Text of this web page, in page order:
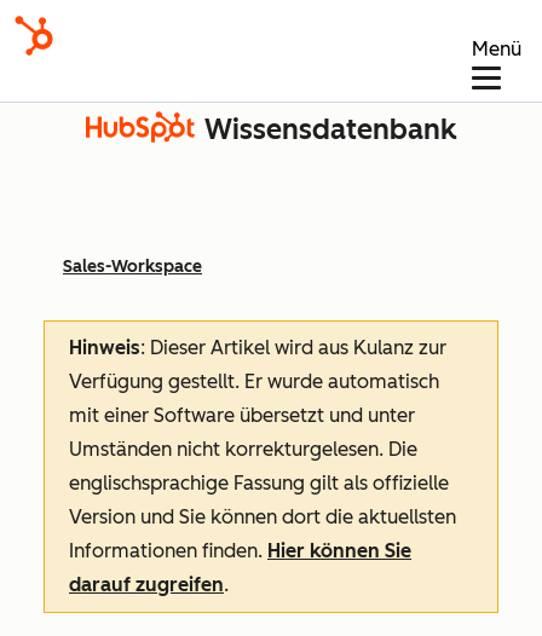
Menü
Wissensdatenbank
Sales-Workspace
Hinweis: Dieser Artikel wird aus Kulanz zur
Verfügung gestellt. Er wurde automatisch
mit einer Software übersetzt und unter
Umständen nicht korrekturgelesen. Die
englischsprachige Fassung gilt als offizielle
Version und Sie können dort die aktuellsten
Informationen finden. Hier können Sie
darauf zugreifen.